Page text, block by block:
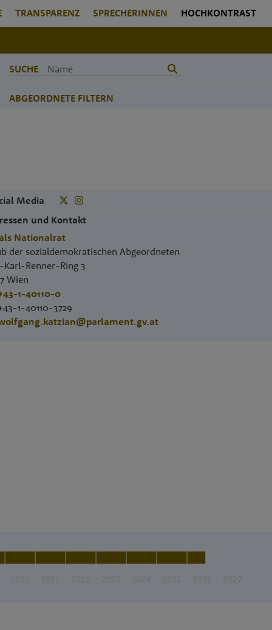
TRANSPARENZ SPRECHERINNEN HOCHKONTRAST
SUCHE
ABGEORDNETE FILTERN
Media
und Kontakt
Nationalrat
der sozialdemokratischen Abgeordneten
Karl-Renner-Ring 3
Wien
1-40110-0
1-40110-3729